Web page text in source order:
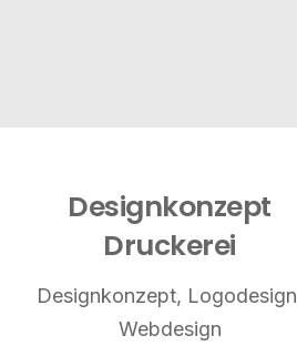
Designkonzept
Druckerei
Designkonzept, Logodesign
Webdesign